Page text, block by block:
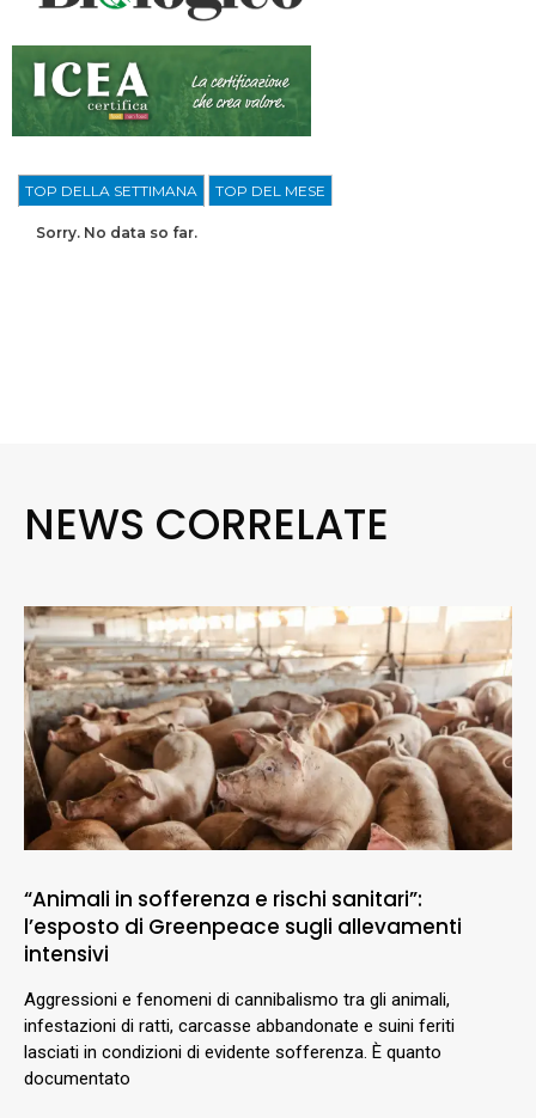
TOP DELLA SETTIMANA TOP DEL MESE
Sorry. No data so far.
NEWS CORRELATE
“Animali in sofferenza e rischi sanitari”:
l’esposto di Greenpeace sugli allevamenti
intensivi
Aggressioni e fenomeni di cannibalismo tra gli animali,
infestazioni di ratti, carcasse abbandonate e suini feriti
lasciati in condizioni di evidente sofferenza. È quanto
documentato